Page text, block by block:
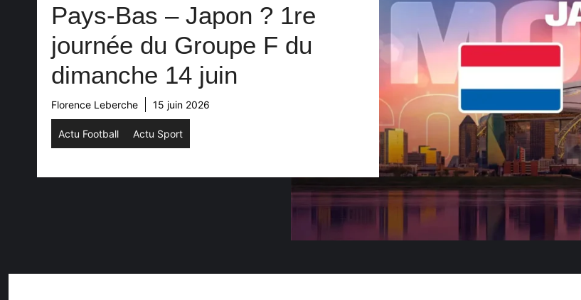
Pays-Bas – Japon ? 1re
journée du Groupe F du
dimanche 14 juin
Florence Leberche 15 juin 2026
Actu Football Actu Sport